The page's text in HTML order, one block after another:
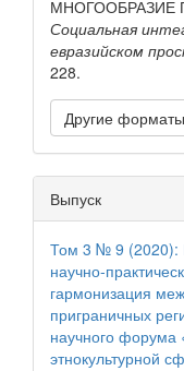
МНОГООБРАЗИЕ
Социальная
евразийском
228.
Другие
Выпуск
Том 3 № 9 (2020):
гармонизация
приграничных
научного форума
этнокультурной